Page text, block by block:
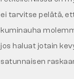
ei tarvitse pelätä,
kuminauha
jos haluat jotain
satunnaisen